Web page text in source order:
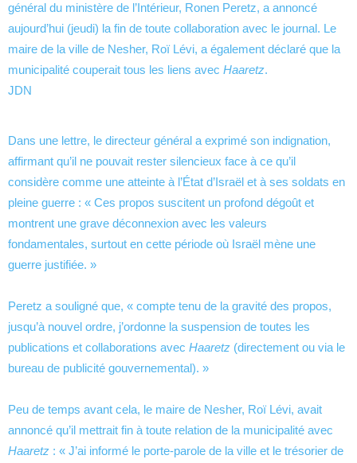
général du ministère de l’Intérieur, Ronen Peretz, a annoncé
aujourd’hui (jeudi) la fin de toute collaboration avec le journal. Le
maire de la ville de Nesher, Roï Lévi, a également déclaré que la
municipalité couperait tous les liens avec Haaretz.
JDN
Dans une lettre, le directeur général a exprimé son indignation,
affirmant qu’il ne pouvait rester silencieux face à ce qu’il
considère comme une atteinte à l’État d’Israël et à ses soldats en
pleine guerre : « Ces propos suscitent un profond dégoût et
montrent une grave déconnexion avec les valeurs
fondamentales, surtout en cette période où Israël mène une
guerre justifiée. »
Peretz a souligné que, « compte tenu de la gravité des propos,
jusqu’à nouvel ordre, j’ordonne la suspension de toutes les
publications et collaborations avec Haaretz (directement ou via le
bureau de publicité gouvernemental). »
Peu de temps avant cela, le maire de Nesher, Roï Lévi, avait
annoncé qu’il mettrait fin à toute relation de la municipalité avec
Haaretz : « J’ai informé le porte-parole de la ville et le trésorier de